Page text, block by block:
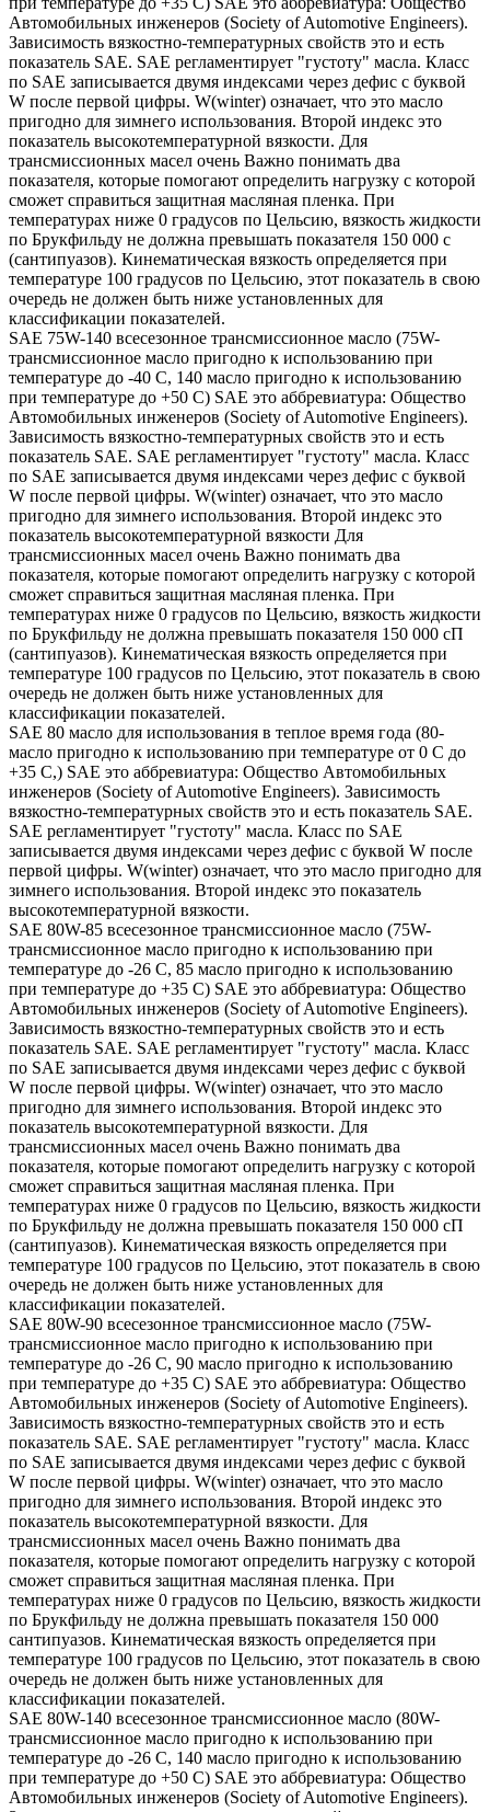
Автомобильных инженеров (Society of Automotive Engineers).
Зависимость вязкостно-температурных свойств это и есть
показатель SAE. SAE регламентирует "густоту" масла. Класс
по SAE записывается двумя индексами через дефис с буквой
W после первой цифры. W(winter) означает, что это масло
пригодно для зимнего использования. Второй индекс это
показатель высокотемпературной вязкости. Для
трансмиссионных масел очень Важно понимать два
показателя, которые помогают определить нагрузку с которой
сможет справиться защитная масляная пленка. При
температурах ниже 0 градусов по Цельсию, вязкость жидкости
по Брукфильду не должна превышать показателя 150 000 с
(сантипуазов). Кинематическая вязкость определяется при
температуре 100 градусов по Цельсию, этот показатель в свою
очередь не должен быть ниже установленных для
классификации показателей.
SAE 75W-140 всесезонное трансмиссионное масло (75W-
трансмиссионное масло пригодно к использованию при
температуре до -40 С, 140 масло пригодно к использованию
при температуре до +50 С) SAE это аббревиатура: Общество
Автомобильных инженеров (Society of Automotive Engineers).
Зависимость вязкостно-температурных свойств это и есть
показатель SAE. SAE регламентирует "густоту" масла. Класс
по SAE записывается двумя индексами через дефис с буквой
W после первой цифры. W(winter) означает, что это масло
пригодно для зимнего использования. Второй индекс это
показатель высокотемпературной вязкости Для
трансмиссионных масел очень Важно понимать два
показателя, которые помогают определить нагрузку с которой
сможет справиться защитная масляная пленка. При
температурах ниже 0 градусов по Цельсию, вязкость жидкости
по Брукфильду не должна превышать показателя 150 000 сП
(сантипуазов). Кинематическая вязкость определяется при
температуре 100 градусов по Цельсию, этот показатель в свою
очередь не должен быть ниже установленных для
классификации показателей.
SAE 80 масло для использования в теплое время года (80-
масло пригодно к использованию при температуре от 0 С до
+35 С,) SAE это аббревиатура: Общество Автомобильных
инженеров (Society of Automotive Engineers). Зависимость
вязкостно-температурных свойств это и есть показатель SAE.
SAE регламентирует "густоту" масла. Класс по SAE
записывается двумя индексами через дефис с буквой W после
первой цифры. W(winter) означает, что это масло пригодно для
зимнего использования. Второй индекс это показатель
высокотемпературной вязкости.
SAE 80W-85 всесезонное трансмиссионное масло (75W-
трансмиссионное масло пригодно к использованию при
температуре до -26 С, 85 масло пригодно к использованию
при температуре до +35 С) SAE это аббревиатура: Общество
Автомобильных инженеров (Society of Automotive Engineers).
Зависимость вязкостно-температурных свойств это и есть
показатель SAE. SAE регламентирует "густоту" масла. Класс
по SAE записывается двумя индексами через дефис с буквой
W после первой цифры. W(winter) означает, что это масло
пригодно для зимнего использования. Второй индекс это
показатель высокотемпературной вязкости. Для
трансмиссионных масел очень Важно понимать два
показателя, которые помогают определить нагрузку с которой
сможет справиться защитная масляная пленка. При
температурах ниже 0 градусов по Цельсию, вязкость жидкости
по Брукфильду не должна превышать показателя 150 000 сП
(сантипуазов). Кинематическая вязкость определяется при
температуре 100 градусов по Цельсию, этот показатель в свою
очередь не должен быть ниже установленных для
классификации показателей.
SAE 80W-90 всесезонное трансмиссионное масло (75W-
трансмиссионное масло пригодно к использованию при
температуре до -26 С, 90 масло пригодно к использованию
при температуре до +35 С) SAE это аббревиатура: Общество
Автомобильных инженеров (Society of Automotive Engineers).
Зависимость вязкостно-температурных свойств это и есть
показатель SAE. SAE регламентирует "густоту" масла. Класс
по SAE записывается двумя индексами через дефис с буквой
W после первой цифры. W(winter) означает, что это масло
пригодно для зимнего использования. Второй индекс это
показатель высокотемпературной вязкости. Для
трансмиссионных масел очень Важно понимать два
показателя, которые помогают определить нагрузку с которой
сможет справиться защитная масляная пленка. При
температурах ниже 0 градусов по Цельсию, вязкость жидкости
по Брукфильду не должна превышать показателя 150 000
сантипуазов. Кинематическая вязкость определяется при
температуре 100 градусов по Цельсию, этот показатель в свою
очередь не должен быть ниже установленных для
классификации показателей.
SAE 80W-140 всесезонное трансмиссионное масло (80W-
трансмиссионное масло пригодно к использованию при
температуре до -26 С, 140 масло пригодно к использованию
при температуре до +50 С) SAE это аббревиатура: Общество
Автомобильных инженеров (Society of Automotive Engineers).